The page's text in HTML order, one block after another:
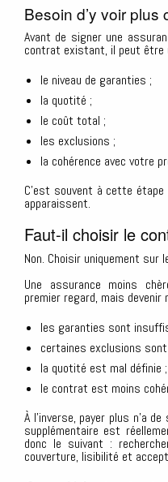
Besoin d’y voir plus
Avant de signer une
contrat existant, il peut être
le niveau de garanties ;
la quotité ;
le coût total ;
les exclusions ;
la cohérence avec votre
C’est souvent à cette
apparaissent.
Faut-il choisir le
Non. Choisir uniquement sur
Une assurance moins
premier regard, mais
les garanties sont
certaines exclusions
la quotité est mal définie ;
le contrat est moins
À l’inverse, payer plus n’a
supplémentaire est
donc le suivant :
couverture, lisibilité et